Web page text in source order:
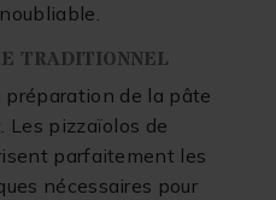
TRADITIONNEL
préparation de la pâte
Les pizzaïolos de
parfaitement les
nécessaires pour